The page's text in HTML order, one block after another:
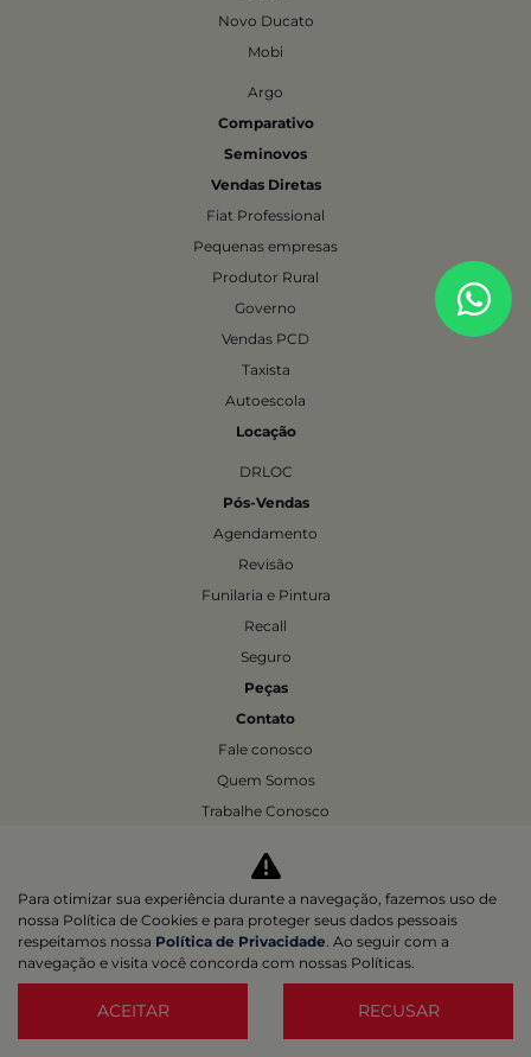
Novo Ducato
Mobi
Argo
Comparativo
Seminovos
Vendas Diretas
Fiat Professional
Pequenas empresas
Produtor Rural
Governo
Vendas PCD
Taxista
Autoescola
Locação
DRLOC
Pós-Vendas
Agendamento
Revisão
Funilaria e Pintura
Recall
Seguro
Peças
Contato
Fale conosco
Quem Somos
Trabalhe Conosco
Agende um test-drive
Política de Privacidade
Desacelere. Seu bem maior é a vida.
Para otimizar sua experiência durante a navegação, fazemos uso de
nossa Política de Cookies e para proteger seus dados pessoais
respeitamos nossa Política de Privacidade. Ao seguir com a
navegação e visita você concorda com nossas Políticas.
ACEITAR RECUSAR